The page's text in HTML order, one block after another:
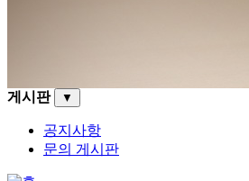
게시판 ▼
공지사항
문의 게시판